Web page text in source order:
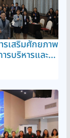
เสริมศักยภาพ
รบริหารและ